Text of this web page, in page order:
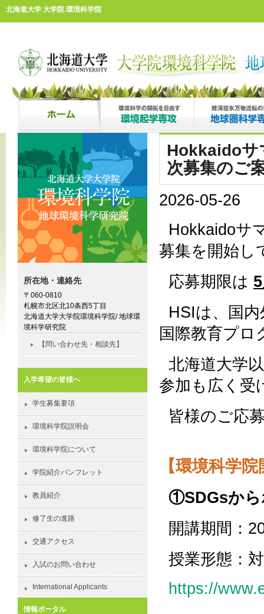
北海道大学 大学院 環境科学院
Hokkaidoサ
次募集のご
2026-05-26
Hokkaidoサ
募集を開始し
応募期限は
HSIは、国
国際教育プロ
北海道大学
参加も広く受
皆様のご応
【環境科学
①SDGsから
開講期間：
授業形態：
https://
所在地・連絡先
〒060-0810
札幌市北区北10条西5丁目
北海道大学大学院環境科学院/ 地球環
境科学研究院
【問い合わせ先・相談先】
入学希望の皆様へ
学生募集要項
環境科学院説明会
環境科学院について
学院紹介パンフレット
教員紹介
修了生の進路
交通アクセス
入試のお問い合わせ
International Applicants
情報ポータル